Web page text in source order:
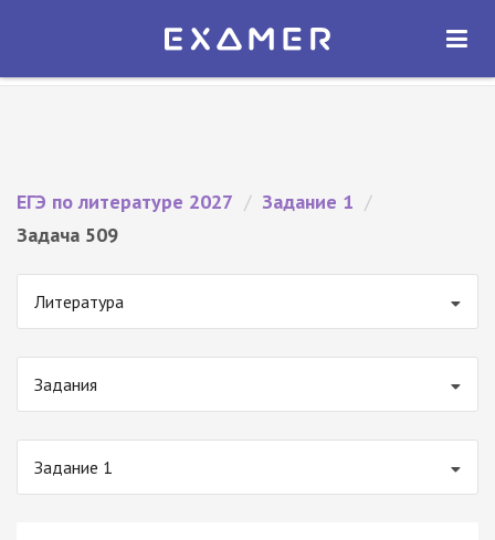
Экзамер — ЕГЭ 2027
ОТКРЫТЬ
ЕГЭ по литературе 2027 / Задание 1 /
Задача 509
Литература
Задания
Задание 1